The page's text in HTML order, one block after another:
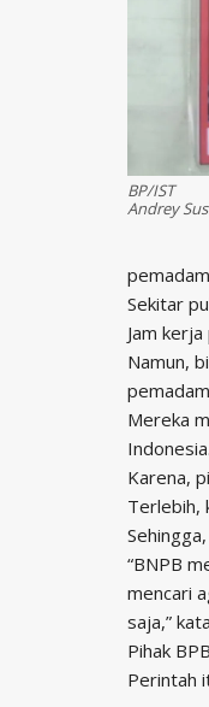
BP/IST
Andrey
Sekitar
Jam
Namun,
Mereka
Indonesia.
Karena,
Terlebih,
“BNPB
mencari
saja,”
Pihak
Perintah